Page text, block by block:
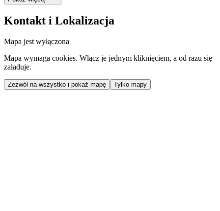
Kontakt i Lokalizacja
Mapa jest wyłączona
Mapa wymaga cookies. Włącz je jednym kliknięciem, a od razu się
załaduje.
Zezwól na wszystko i pokaż mapę Tylko mapy